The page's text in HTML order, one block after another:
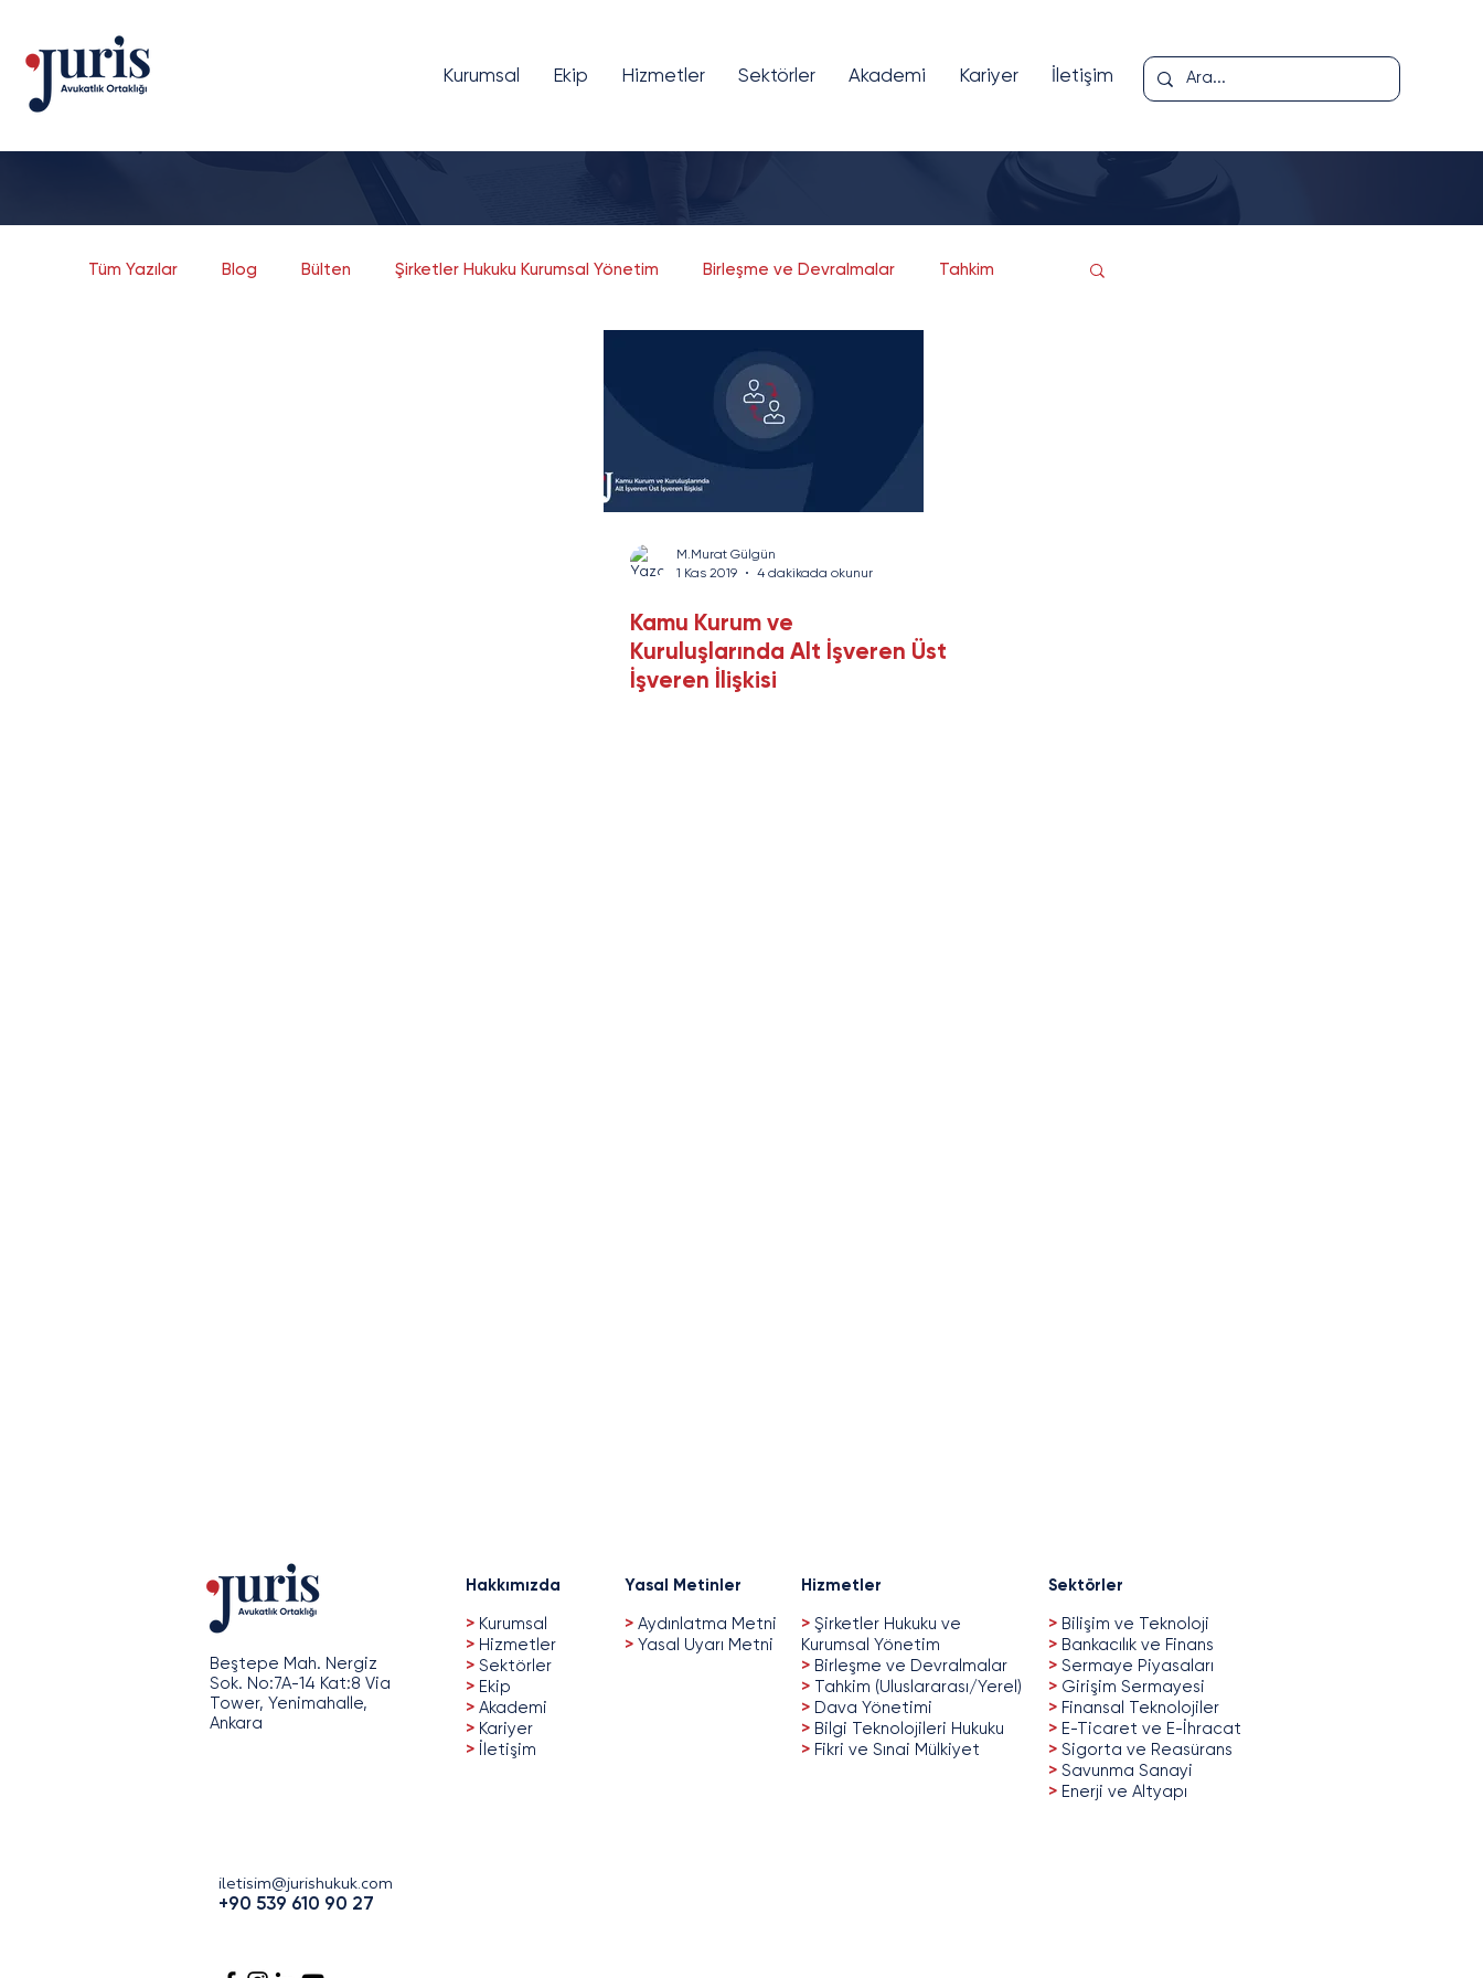
Kurumsal Ekip Hizmetler Sektörler Akademi Kariyer İletişim
Tüm Yazılar Blog Bülten Şirketler Hukuku Kurumsal Yönetim Birleşme ve Devralmalar Tahkim
Bilişim ve Teknoloji
Finansal Teknolojiler
M.Murat Gülgün
1 Kas 2019
4 dakikada okunur
Kamu Kurum ve
Kuruluşlarında Alt İşveren Üst
İşveren İlişkisi
Beştepe Mah. Nergiz
Sok. No:7A-14 Kat:8 Via
Tower, Yenimahalle,
Ankara
Hakkımızda
> Kurumsal
> Hizmetler
> Sektörler
> Ekip
> Akademi
> Kariyer
> İletişim
Yasal Metinler
> Aydınlatma Metni
> Yasal Uyarı Metni
Hizmetler
> Şirketler Hukuku ve
Kurumsal Yönetim
> Birleşme ve Devralmalar
> Tahkim (Uluslararası/Yerel)
> Dava Yönetimi
> Bilgi Teknolojileri Hukuku
> Fikri ve Sınai Mülkiyet
Sektörler
> Bilişim ve Teknoloji
> Bankacılık ve Finans
> Sermaye Piyasaları
> Girişim Sermayesi
> Finansal Teknolojiler
> E-Ticaret ve E-İhracat
> Sigorta ve Reasürans
> Savunma Sanayi
> Enerji ve Altyapı
iletisim@jurishukuk.com
+90 539 610 90 27